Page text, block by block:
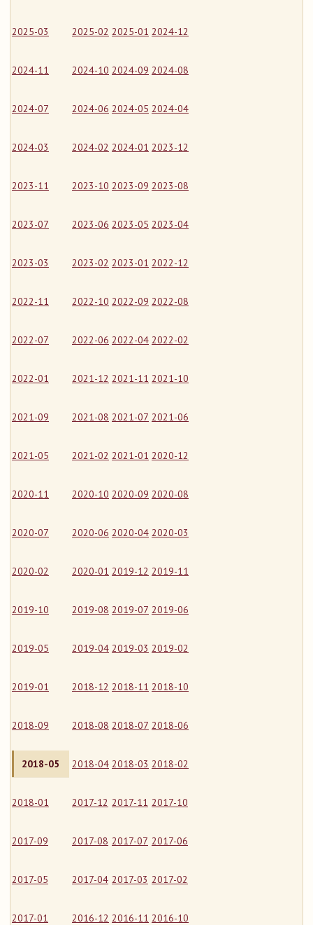
2025-03 2025-02 2025-01 2024-12
2024-11 2024-10 2024-09 2024-08
2024-07 2024-06 2024-05 2024-04
2024-03 2024-02 2024-01 2023-12
2023-11 2023-10 2023-09 2023-08
2023-07 2023-06 2023-05 2023-04
2023-03 2023-02 2023-01 2022-12
2022-11 2022-10 2022-09 2022-08
2022-07 2022-06 2022-04 2022-02
2022-01 2021-12 2021-11 2021-10
2021-09 2021-08 2021-07 2021-06
2021-05 2021-02 2021-01 2020-12
2020-11 2020-10 2020-09 2020-08
2020-07 2020-06 2020-04 2020-03
2020-02 2020-01 2019-12 2019-11
2019-10 2019-08 2019-07 2019-06
2019-05 2019-04 2019-03 2019-02
2019-01 2018-12 2018-11 2018-10
2018-09 2018-08 2018-07 2018-06
2018-05 2018-04 2018-03 2018-02
2018-01 2017-12 2017-11 2017-10
2017-09 2017-08 2017-07 2017-06
2017-05 2017-04 2017-03 2017-02
2017-01 2016-12 2016-11 2016-10